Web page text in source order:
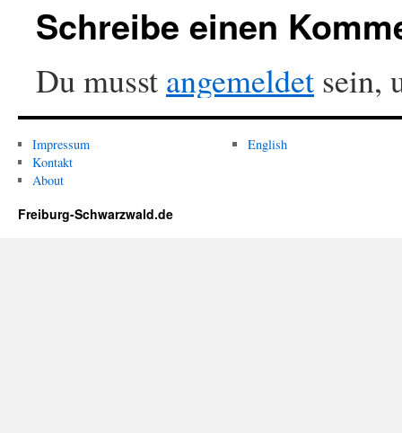
Schreibe einen
Du musst angemeldet sein,
Impressum
Kontakt
About
English
Freiburg-Schwarzwald.de